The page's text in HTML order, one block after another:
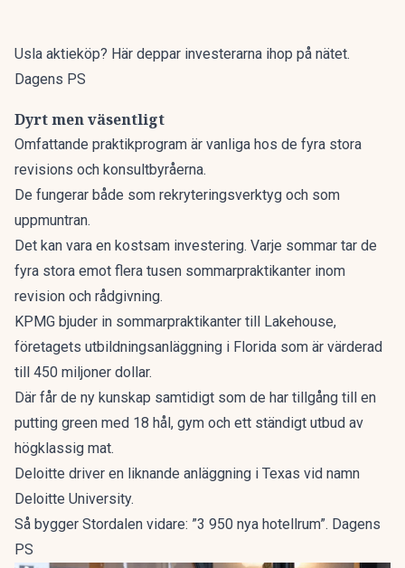
Usla aktieköp? Här deppar investerarna ihop på nätet.
Dagens PS
Dyrt men väsentligt
Omfattande praktikprogram är vanliga hos de fyra stora
revisions och konsultbyråerna.
De fungerar både som rekryteringsverktyg och som
uppmuntran.
Det kan vara en kostsam investering. Varje sommar tar de
fyra stora emot flera tusen sommarpraktikanter inom
revision och rådgivning.
KPMG bjuder in sommarpraktikanter till Lakehouse,
företagets utbildningsanläggning i Florida som är värderad
till 450 miljoner dollar.
Där får de ny kunskap samtidigt som de har tillgång till en
putting green med 18 hål, gym och ett ständigt utbud av
högklassig mat.
Deloitte driver en liknande anläggning i Texas vid namn
Deloitte University.
Så bygger Stordalen vidare: ”3 950 nya hotellrum”. Dagens
PS